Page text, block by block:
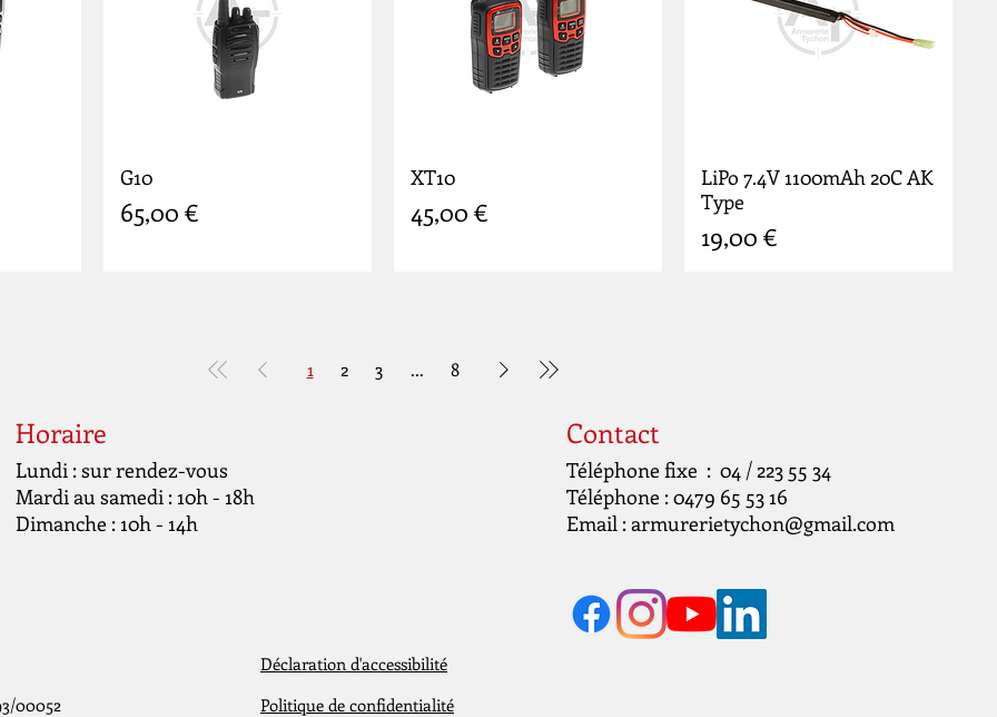
G10
Prix
65,00 €
XT10
Prix
45,00 €
LiPo 7.4V 1100mAh 20C AK
Type
Prix
19,00 €
1 2 3 ... 8
Horaire
Lundi : sur rendez-vous
Mardi au samedi : 10h - 18h
Dimanche : 10h - 14h
Contact
Téléphone fixe : 04 / 223 55 34
Téléphone : 0479 65 53 16
Email :armurerietychon@gmail.com
00052
Déclaration d'accessibilité
Politique de confidentialité